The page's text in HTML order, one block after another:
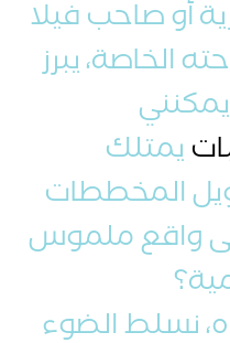
أو صاحب فيلا
الخاصة، يبرز
يمتلك
المخططات
واقع ملموس
نسلط الضوء